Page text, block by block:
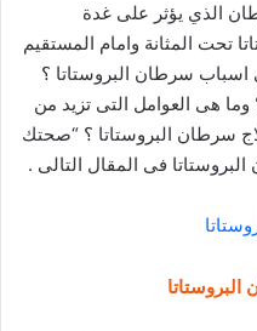
الذي يؤثر على غدة
تحت المثانة وامام المستقيم
سرطان البروستاتا ؟
هى العوامل التى تزيد من
سرطان البروستاتا ؟ “صحتك
فى المقال التالى .